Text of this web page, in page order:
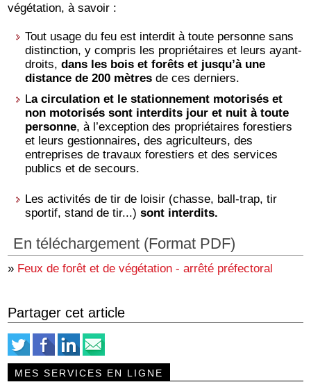
végétation, à savoir :
Tout usage du feu est interdit à toute personne sans
distinction, y compris les propriétaires et leurs ayant-
droits,dans les bois et forêts et jusqu’à une
distance de 200 mètres de ces derniers.
La circulation et le stationnement motorisés et
non motorisés sont interdits jour et nuit à toute
personne, à l’exception des propriétaires forestiers
et leurs gestionnaires, des agriculteurs, des
entreprises de travaux forestiers et des services
publics et de secours.
Les activités de tir de loisir (chasse, ball-trap, tir
sportif, stand de tir...) sont interdits.
En téléchargement (Format PDF)
» Feux de forêt et de végétation - arrêté préfectoral
Partager cet article
MES SERVICES EN LIGNE